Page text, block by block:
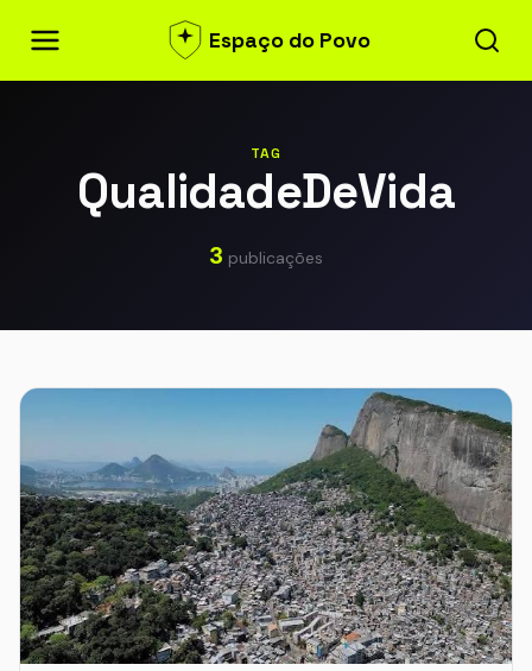
Espaço do Povo
TAG
QualidadeDeVida
3 publicações